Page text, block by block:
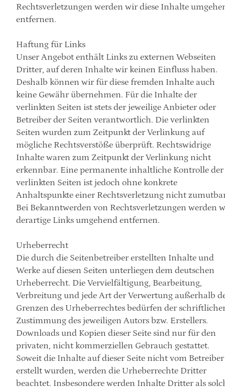
Rechtsverletzungen werden wir diese Inhalte
entfernen.
Haftung für Links
Unser Angebot enthält Links zu externen Webseiten
Dritter, auf deren Inhalte wir keinen Einfluss haben.
Deshalb können wir für diese fremden Inhalte auch
keine Gewähr übernehmen. Für die Inhalte der
verlinkten Seiten ist stets der jeweilige Anbieter oder
Betreiber der Seiten verantwortlich. Die verlinkten
Seiten wurden zum Zeitpunkt der Verlinkung auf
mögliche Rechtsverstöße überprüft. Rechtswidrige
Inhalte waren zum Zeitpunkt der Verlinkung nicht
erkennbar. Eine permanente inhaltliche Kontrolle der
verlinkten Seiten ist jedoch ohne konkrete
Anhaltspunkte einer Rechtsverletzung nicht
Bei Bekanntwerden von Rechtsverletzungen werden
derartige Links umgehend entfernen.
Urheberrecht
Die durch die Seitenbetreiber erstellten Inhalte und
Werke auf diesen Seiten unterliegen dem deutschen
Urheberrecht. Die Vervielfältigung, Bearbeitung,
Verbreitung und jede Art der Verwertung außerhalb
Grenzen des Urheberrechtes bedürfen der
Zustimmung des jeweiligen Autors bzw. Erstellers.
Downloads und Kopien dieser Seite sind nur für den
privaten, nicht kommerziellen Gebrauch gestattet.
Soweit die Inhalte auf dieser Seite nicht vom Betreiber
erstellt wurden, werden die Urheberrechte Dritter
beachtet. Insbesondere werden Inhalte Dritter als